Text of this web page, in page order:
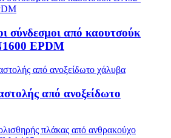
σύνδεσμοι από καουτσούκ
EPDM
από ανοξείδωτο